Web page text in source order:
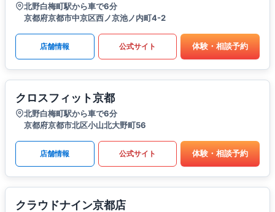
北野白梅町駅から車で6分
京都府京都市中京区西ノ京池ノ内町4-2
店舗情報 公式サイト 体験・相談予約
クロスフィット京都
北野白梅町駅から車で6分
京都府京都市北区小山北大野町56
店舗情報 公式サイト 体験・相談予約
クラウドナイン京都店